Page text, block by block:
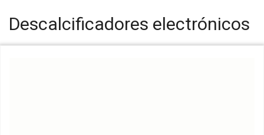
Descalcificadores electrónicos